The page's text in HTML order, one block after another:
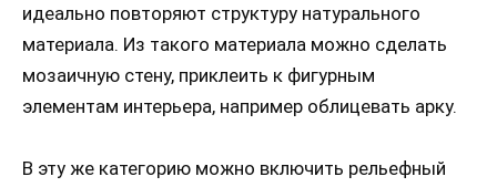
идеально повторяют структуру натурального
материала. Из такого материала можно сделать
мозаичную стену, приклеить к фигурным
элементам интерьера, например облицевать арку.
В эту же категорию можно включить рельефный